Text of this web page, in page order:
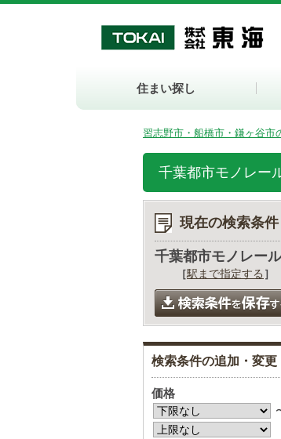
住まい探し
習志野市・船橋市・鎌ヶ谷市
千葉都市モノレー
現在の検索条件
千葉都市モノレール
［駅まで指定する ］
検索条件の追加・変更
価格